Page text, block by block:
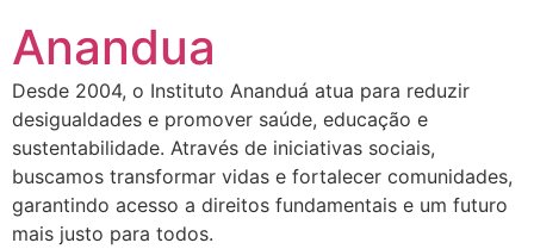
Anandua
Desde 2004, o Instituto Ananduá atua para reduzir
desigualdades e promover saúde, educação e
sustentabilidade. Através de iniciativas sociais,
buscamos transformar vidas e fortalecer comunidades,
garantindo acesso a direitos fundamentais e um futuro
mais justo para todos.